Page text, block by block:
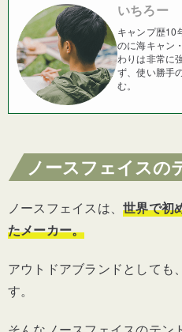
いちろー
キャンプ歴10
のに海キャン
わりは非常に
ず、使い勝手
む。
ノースフェイスの
ノースフェイスは、世界で初
たメーカー。
アウトドアブランドとしても
す。